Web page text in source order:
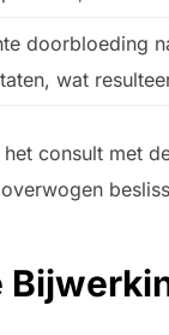
doorbloeding
wat
consult met